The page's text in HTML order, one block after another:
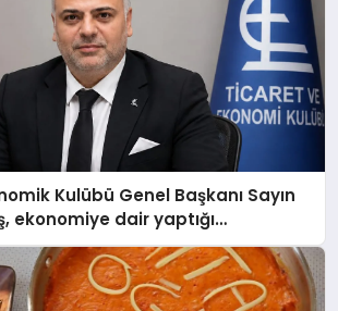
Kulübü Genel Başkanı Sayın
ekonomiye dair yaptığı
kaydetti: